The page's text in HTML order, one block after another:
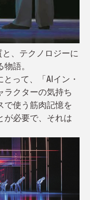
、テクノロジーに
語。
って、「AIイン・
ラクターの気持ち
で使う筋肉記憶を
が必要で、それは